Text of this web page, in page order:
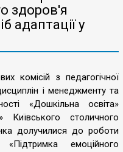
здоров'я
адаптації у
комісій з педагогічної
і менеджменту та
«Дошкільна освіта»
Київського столичного
долучилися до роботи
«Підтримка емоційного